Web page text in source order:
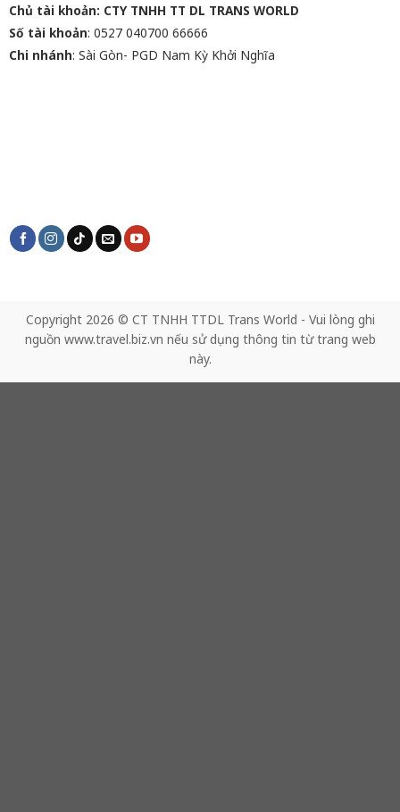
Chủ tài khoản: CTY TNHH TT DL TRANS WORLD
Số tài khoản: 0527 040700 66666
Chi nhánh: Sài Gòn- PGD Nam Kỳ Khởi Nghĩa
Copyright 2026 © CT TNHH TTDL Trans World - Vui lòng ghi
nguồn www.travel.biz.vn nếu sử dụng thông tin từ trang web
này.